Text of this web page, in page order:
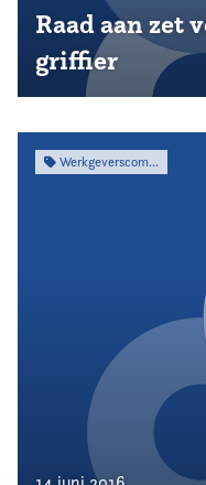
Raad aan zet
griffier
Werkgeverscommissie